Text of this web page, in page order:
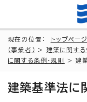
現在の位置： トップページ
（事業者）
> 建築に関する
に関する条例・規則
> 建
建築基準法に